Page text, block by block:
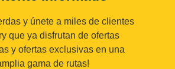
y únete a miles de clientes
que ya disfrutan de ofertas
y ofertas exclusivas en una
gama de rutas!